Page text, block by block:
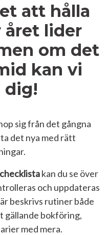
att hålla
året lider
om det
kan vi
dig!
sig från det gångna
det nya med rätt
checklistakan du se över
och uppdateras
beskrivs rutiner både
bokföring,
med mera.